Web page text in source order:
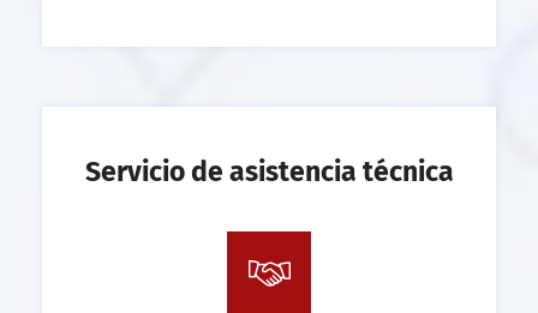
Servicio de asistencia técnica